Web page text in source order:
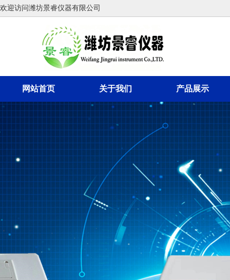
欢迎访问潍坊景睿仪器有限公司
网站首页 关于我们 产品展示